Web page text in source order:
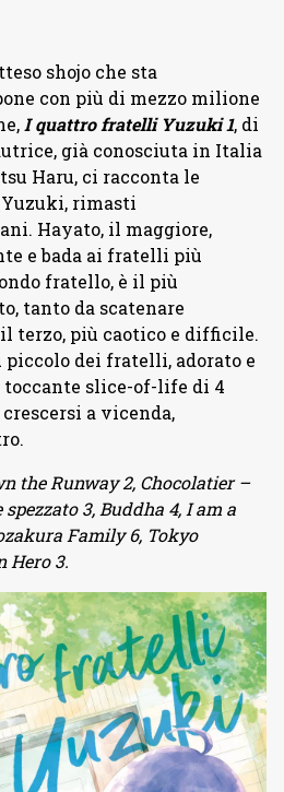
shojo che sta
con più di mezzo milione
I quattro fratelli Yuzuki 1, di
già conosciuta in Italia
Haru, ci racconta le
rimasti
Hayato, il maggiore,
e bada ai fratelli più
fratello, è il più
tanto da scatenare
terzo, più caotico e difficile.
piccolo dei fratelli, adorato e
slice-of-life di 4
a vicenda,
the Runway 2, Chocolatier –
3, Buddha 4, I am a
Family 6, Tokyo
Hero 3.